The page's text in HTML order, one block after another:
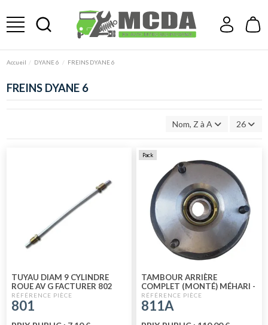
Accueil DYANE 6 FREINS DYANE 6
FREINS DYANE 6
Nom, Z à A 26
TUYAU DIAM 9 CYLINDRE
ROUE AV G FACTURER 802
801
Pack
TAMBOUR ARRIÈRE
COMPLET (MONTÉ) MÉHARI -
2CV6 - 2CV4 - DYANE 6 -
DYANE 4 35
811A